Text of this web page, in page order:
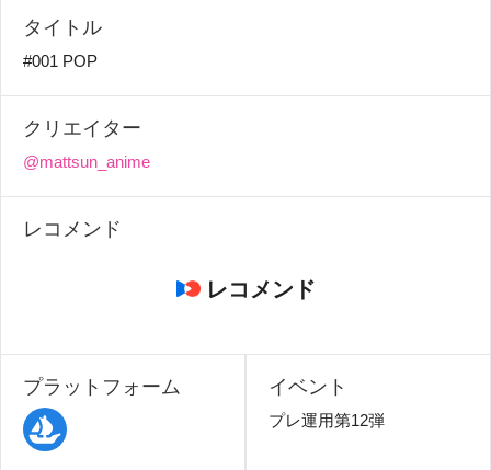
タイトル
#001 POP
クリエイター
@mattsun_anime
レコメンド
レコメンド
プラットフォーム イベント
プレ運用第12弾